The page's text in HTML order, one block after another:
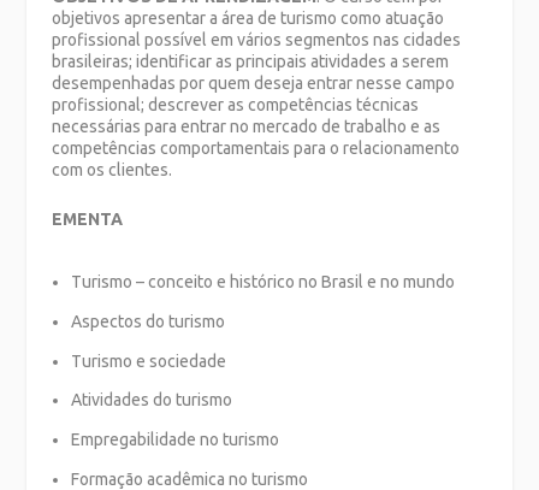
objetivos apresentar a área de turismo como atuação
profissional possível em vários segmentos nas cidades
brasileiras; identificar as principais atividades a serem
desempenhadas por quem deseja entrar nesse campo
profissional; descrever as competências técnicas
necessárias para entrar no mercado de trabalho e as
competências comportamentais para o relacionamento
com os clientes.
EMENTA
Turismo – conceito e histórico no Brasil e no mundo
Aspectos do turismo
Turismo e sociedade
Atividades do turismo
Empregabilidade no turismo
Formação acadêmica no turismo